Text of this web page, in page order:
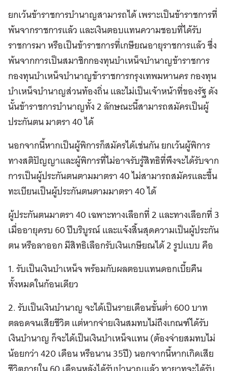
ยกเว้นข้าราชการบำนาญสามารถได้ เพราะเป็นข้าราชการที่
พ้นจากราชการแล้ว และเงินตอบแทนความชอบที่ได้รับ
ราชการมา หรือเป็นข้าราชการที่เกษียณอายุราชการแล้ว ซึ่ง
พ้นจากการเป็นสมาชิกกองทุนบำเหน็จบำนาญข้าราชการ
กองทุนบำเหน็จบำนาญข้าราชการกรุงเทพมหานคร กองทุน
บำเหน็จบำนาญส่วนท้องถิ่น และไม่เป็นเจ้าหน้าที่ของรัฐ ดัง
นั้นข้าราชการบำนาญทั้ง 2 ลักษณะนี้สามารถสมัครเป็นผู้
ประกันตน มาตรา 40 ได้
นอกจากนี้หากเป็นผู้พิการก็สมัครได้เช่นกัน ยกเว้นผู้พิการ
ทางสติปัญญาและผู้พิการที่ไม่อาจรับรู้สิทธิที่พึงจะได้รับจาก
การเป็นผู้ประกันตนตามมาตรา 40 ไม่สามารถสมัครและขึ้น
ทะเบียนเป็นผู้ประกันตนตามมาตรา 40 ได้
ผู้ประกันตนมาตรา 40 เฉพาะทางเลือกที่ 2 และทางเลือกที่ 3
เมื่ออายุครบ 60 ปีบริบูรณ์ และแจ้งสิ้นสุดความเป็นผู้ประกัน
ตน หรือลาออก มีสิทธิเลือกรับเงินเกษียณได้ 2 รูปแบบ คือ
1. รับเป็นเงินบำเหน็จ พร้อมกับผลตอบแทนดอกเบี้ยคืน
ทั้งหมดในก้อนเดียว
2. รับเป็นเงินบำนาญ จะได้เป็นรายเดือนขั้นต่ำ 600 บาท
ตลอดจนเสียชีวิต แต่หากจ่ายเงินสมทบไม่ถึงเกณฑ์ได้รับ
เงินบำนาญ ก็จะได้เป็นเงินบำเหน็จแทน (ต้องจ่ายสมทบไม่
น้อยกว่า 420 เดือน หรือนาน 35ปี) นอกจากนี้หากเกิดเสีย